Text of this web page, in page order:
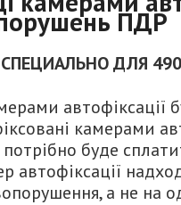
ПДР
ДЛЯ
камерами
потрібно буде
автофіксації
а не на